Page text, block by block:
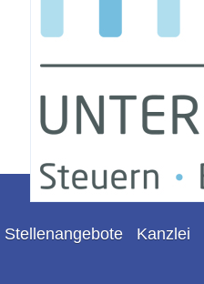
Stellenangebote Kanzlei